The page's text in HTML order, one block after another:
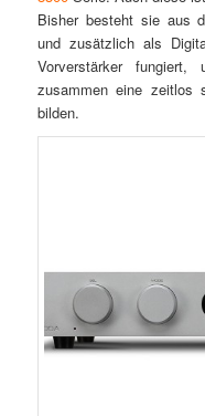
Bisher besteht sie aus
und zusätzlich als
Vorverstärker
zusammen eine zeitlos
bilden.